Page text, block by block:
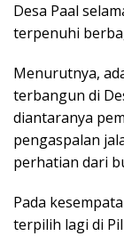
Desa Paal
terpenuhi
Menurutnya,
terbangun di
diantaranya
pengaspalan
perhatian dari
Pada
terpilih lagi di